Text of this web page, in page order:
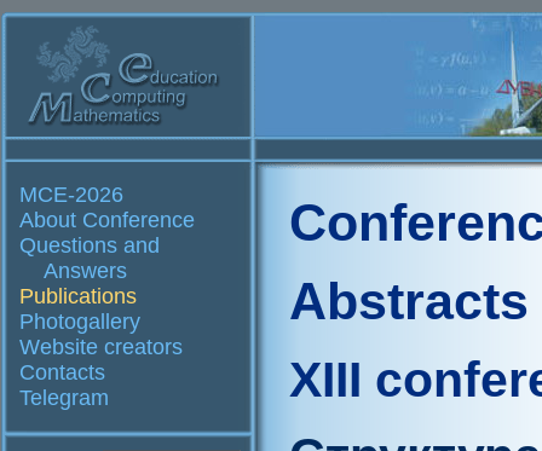
MCE-2026
About Conference
Questions and
Answers
Publications
Photogallery
Website creators
Contacts
Telegram
Abstracts
XIII